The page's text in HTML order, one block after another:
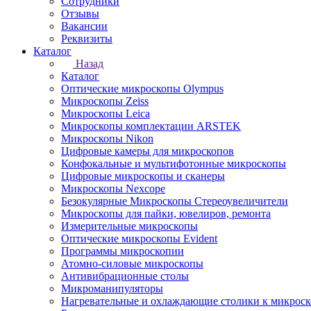
Отзывы
Вакансии
Реквизиты
Каталог
Назад
Каталог
Оптические микроскопы Olympus
Микроскопы Zeiss
Микроскопы Leica
Микроскопы комплектации ARSTEK
Микроскопы Nikon
Цифровые камеры для микроскопов
Конфокальные и мультифотонные микроскопы
Цифровые микроскопы и сканеры
Микроскопы Nexcope
Безокулярные Микроскопы Стереоувеличители
Микроскопы для пайки, ювелиров, ремонта
Измерительные микроскопы
Оптические микроскопы Evident
Программы микроскопии
Атомно-силовые микроскопы
Антивибрационные столы
Микроманипуляторы
Нагревательные и охлаждающие столики к